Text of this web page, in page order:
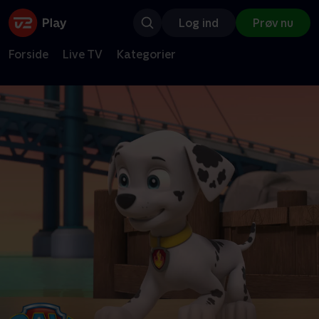
Log ind Prøv nu
Forside Live TV Kategorier